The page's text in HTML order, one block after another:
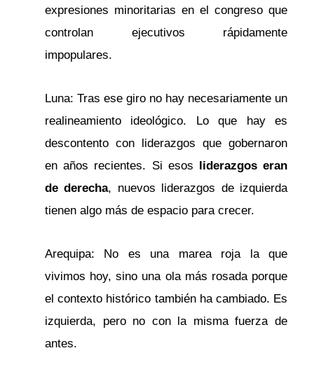
expresiones minoritarias en el congreso que
controlan ejecutivos rápidamente
impopulares.
Luna: Tras ese giro no hay necesariamente un
realineamiento ideológico. Lo que hay es
descontento con liderazgos que gobernaron
en años recientes. Si esos liderazgos eran
de derecha, nuevos liderazgos de izquierda
tienen algo más de espacio para crecer.
Arequipa: No es una marea roja la que
vivimos hoy, sino una ola más rosada porque
el contexto histórico también ha cambiado. Es
izquierda, pero no con la misma fuerza de
antes.